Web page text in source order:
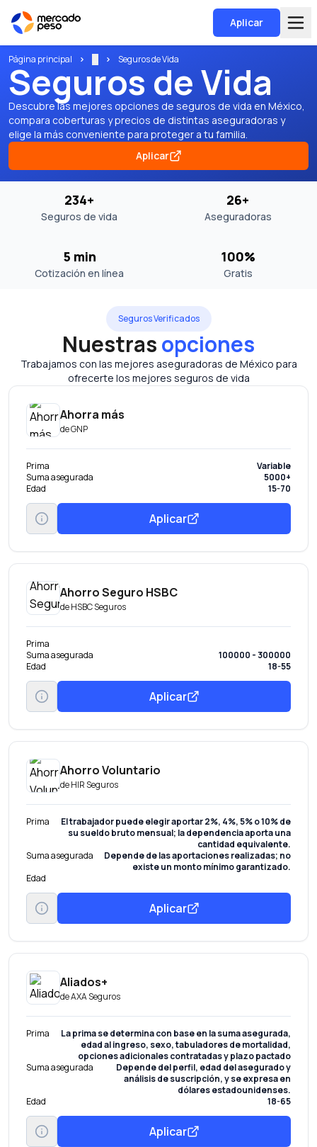
Aplicar
Página principal Seguros de Vida
Seguros de Vida
Descubre las mejores opciones de seguros de vida en México,
compara coberturas y precios de distintas aseguradoras y
elige la más conveniente para proteger a tu familia.
Aplicar
234+
Seguros de vida
26+
Aseguradoras
5 min
Cotización en línea
100%
Gratis
Seguros Verificados
Nuestrasopciones
Trabajamos con las mejores aseguradoras de México para
ofrecerte los mejores seguros de vida
Ahorra más
deGNP
Prima
Variable
Suma asegurada
5000+
Edad
15-70
Aplicar
Ahorro Seguro HSBC
deHSBC Seguros
Prima
Suma asegurada
100000 - 300000
Edad
18-55
Aplicar
Ahorro Voluntario
deHIR Seguros
Prima
El trabajador puede elegir aportar 2%, 4%, 5% o 10% de
su sueldo bruto mensual; la dependencia aporta una
cantidad equivalente.
Suma asegurada
Depende de las aportaciones realizadas; no
existe un monto mínimo garantizado.
Edad
Aplicar
Aliados+
deAXA Seguros
Prima
La prima se determina con base en la suma asegurada,
edad al ingreso, sexo, tabuladores de mortalidad,
opciones adicionales contratadas y plazo pactado
Suma asegurada
Depende del perfil, edad del asegurado y
análisis de suscripción, y se expresa en
dólares estadounidenses.
Edad
18-65
Aplicar